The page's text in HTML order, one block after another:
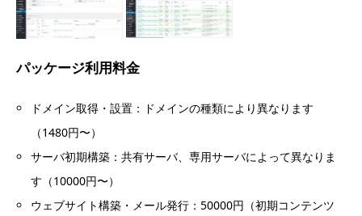
パッケージ利用料金
ドメイン取得・設置：ドメインの種類により異なります
（1480円〜）
サーバ初期構築：共有サーバ、専用サーバによって異なりま
す（10000円〜）
ウェブサイト構築・メール発行：50000円（初期コンテンツ